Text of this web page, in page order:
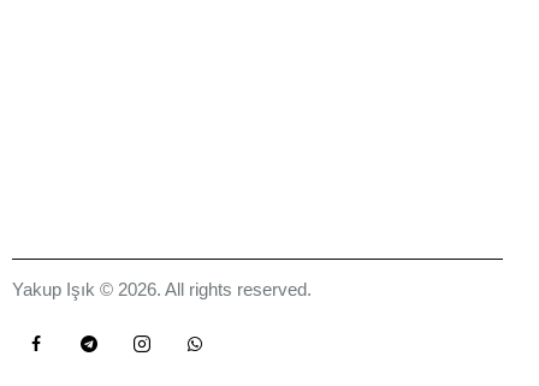
Yakup Işık © 2026. All rights reserved.